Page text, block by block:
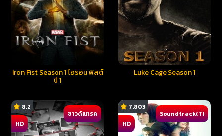
Iron Fist Season 1 ไอรอน ฟิสต์
ปี 1
Luke Cage Season 1
8.2
HD
ซาวด์แทรค
7.803
HD
Soundtrack(T)